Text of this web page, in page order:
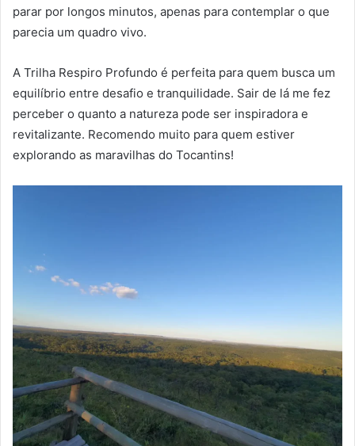
parar por longos minutos, apenas para contemplar o que
parecia um quadro vivo.
A Trilha Respiro Profundo é perfeita para quem busca um
equilíbrio entre desafio e tranquilidade. Sair de lá me fez
perceber o quanto a natureza pode ser inspiradora e
revitalizante. Recomendo muito para quem estiver
explorando as maravilhas do Tocantins!